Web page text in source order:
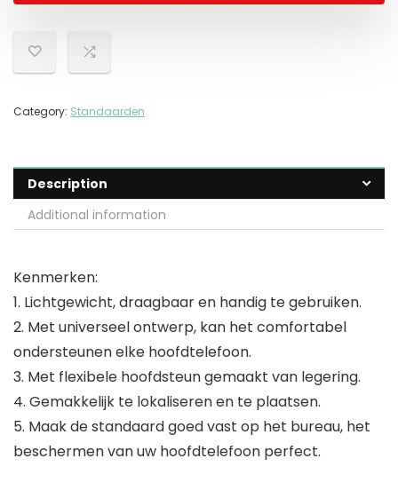
Category: Standaarden
Description
Additional information
Kenmerken:
1. Lichtgewicht, draagbaar en handig te gebruiken.
2. Met universeel ontwerp, kan het comfortabel
ondersteunen elke hoofdtelefoon.
3. Met flexibele hoofdsteun gemaakt van legering.
4. Gemakkelijk te lokaliseren en te plaatsen.
5. Maak de standaard goed vast op het bureau, het
beschermen van uw hoofdtelefoon perfect.